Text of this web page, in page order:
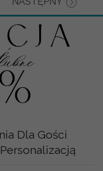
Dla Gości